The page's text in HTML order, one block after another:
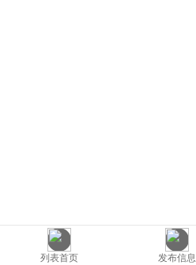
列表首页 发布信息